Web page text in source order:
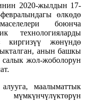
2020-жылдын 17-
өлкөдө
боюнча
технологияларды
киргизүү жөнүндө
анын башкы
жол-жоболорун
маалыматтык